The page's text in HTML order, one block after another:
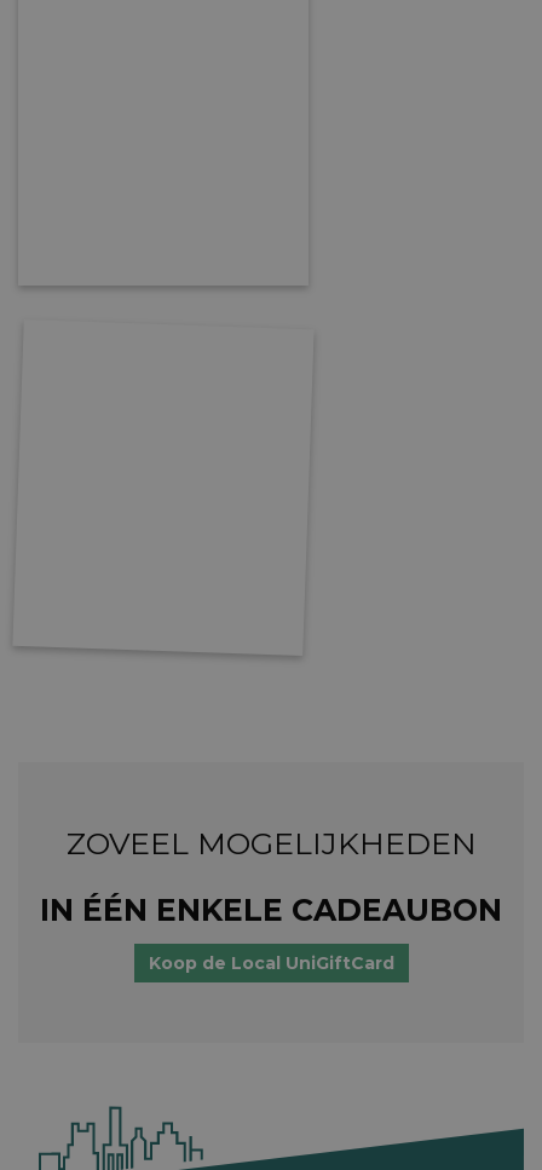
ZOVEEL MOGELIJKHEDEN
IN ÉÉN ENKELE CADEAUBON
Koop de Local UniGiftCard